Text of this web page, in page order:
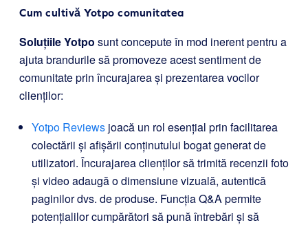
Cum cultivă Yotpo comunitatea
Soluțiile Yotpo sunt concepute în mod inerent pentru a
ajuta brandurile să promoveze acest sentiment de
comunitate prin încurajarea și prezentarea vocilor
clienților:
Yotpo Reviews joacă un rol esențial prin facilitarea
colectării și afișării conținutului bogat generat de
utilizatori. Încurajarea clienților să trimită recenzii foto
și video adaugă o dimensiune vizuală, autentică
paginilor dvs. de produse. Funcția Q&A permite
potențialilor cumpărători să pună întrebări și să